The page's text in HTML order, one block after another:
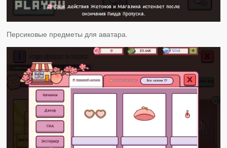
Персиковые предметы для аватара.